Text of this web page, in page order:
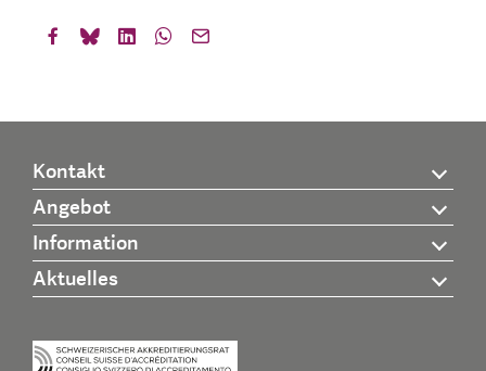
Kontakt
Angebot
Information
Aktuelles